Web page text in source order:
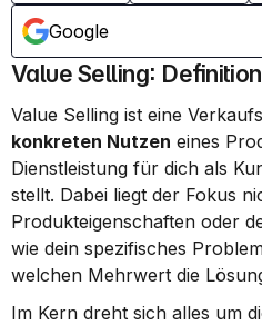
Google
Value Selling:
konkreten Nutzen eines
Dienstleistung für dich als
stellt. Dabei liegt der Fokus
Produkteigenschaften oder
wie dein spezifisches
welchen Mehrwert die
Im Kern dreht sich alles um